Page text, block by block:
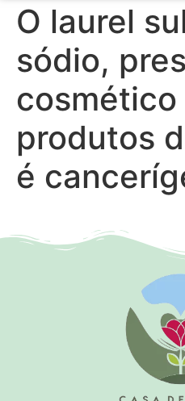
O laurel
sódio,
cosmético
produtos
é